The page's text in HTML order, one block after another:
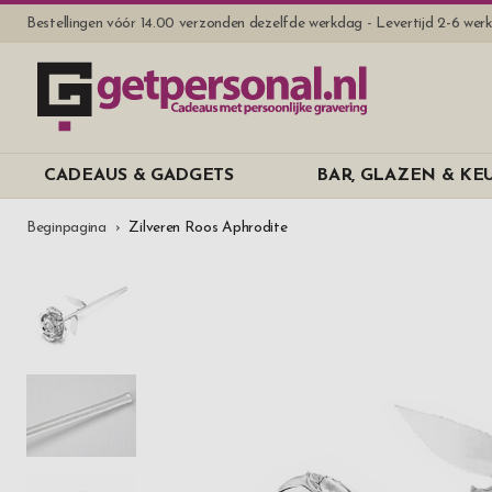
Bestellingen vóór 14.00 verzonden dezelfde werkdag - Levertijd 2-6
CADEAUS & GADGETS BAR, GLAZEN &
Beginpagina Zilveren Roos Aphrodite